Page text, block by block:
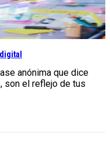
anónima que dice
son el reflejo de tus